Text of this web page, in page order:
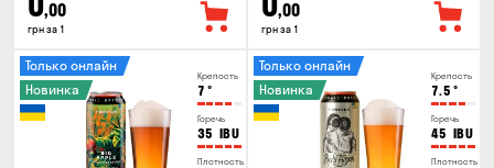
,00
грн за 1
,00
грн за 1
Крепость
7 °
Горечь
35 IBU
Плотность
Только онлайн
Новинка
Крепость
7.5 °
Горечь
45 IBU
Плотность
Только онлайн
Новинка